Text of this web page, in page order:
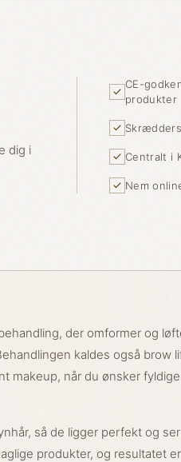
dig i
CE-
produkter
Centralt i
Nem
der omformer og
kaldes også brow
makeup, når du ønsker
så de ligger perfekt og
produkter, og resultatet